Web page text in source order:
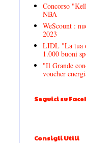
Concorso
NBA
WeScount :
2023
LIDL "La tua
1.000 buoni
"Il Grande
voucher
Seguici su
Consigli Utili